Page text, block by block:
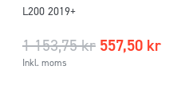
L200 2019+
1 153,75kr 557,50 kr
Inkl. moms